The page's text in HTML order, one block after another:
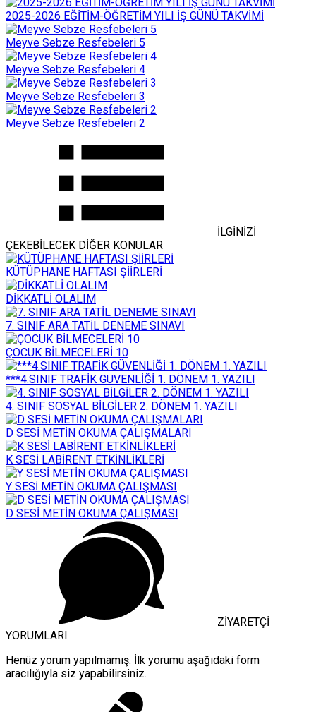
2025-2026 EĞİTİM-ÖĞRETİM YILI İŞ GÜNÜ TAKVİMİ
Meyve Sebze Resfebeleri 5
Meyve Sebze Resfebeleri 4
Meyve Sebze Resfebeleri 3
Meyve Sebze Resfebeleri 2
İLGİNİZİ
ÇEKEBİLECEK DİĞER KONULAR
KÜTÜPHANE HAFTASI ŞİİRLERİ
DİKKATLİ OLALIM
7. SINIF ARA TATİL DENEME SINAVI
ÇOCUK BİLMECELERİ 10
***4.SINIF TRAFİK GÜVENLİĞİ 1. DÖNEM 1. YAZILI
4. SINIF SOSYAL BİLGİLER 2. DÖNEM 1. YAZILI
D SESİ METİN OKUMA ÇALIŞMALARI
K SESİ LABİRENT ETKİNLİKLERİ
Y SESİ METİN OKUMA ÇALIŞMASI
D SESİ METİN OKUMA ÇALIŞMASI
ZİYARETÇİ
YORUMLARI
Henüz yorum yapılmamış. İlk yorumu aşağıdaki form
aracılığıyla siz yapabilirsiniz.